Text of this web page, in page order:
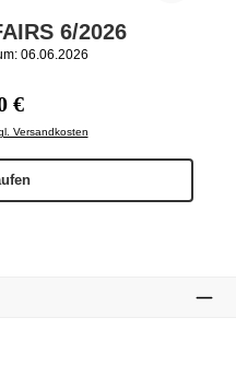
6/2026
06.06.2026
Preis:
€
Versandkosten